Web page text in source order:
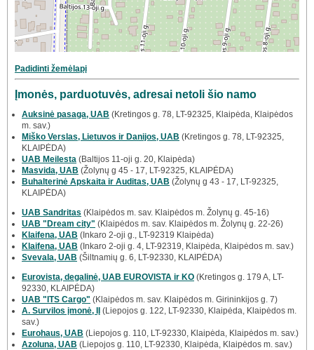
Padidinti žemėlapį
Įmonės, parduotuvės, adresai netoli šio namo
Auksinė pasaga, UAB (Kretingos g. 78, LT-92325, Klaipėda, Klaipėdos
m. sav.)
Miško Verslas, Lietuvos ir Danijos, UAB (Kretingos g. 78, LT-92325,
KLAIPĖDA)
UAB Meilesta (Baltijos 11-oji g. 20, Klaipėda)
Masvida, UAB (Žolynų g 45 - 17, LT-92325, KLAIPĖDA)
Buhalterinė Apskaita ir Auditas, UAB (Žolynų g 43 - 17, LT-92325,
KLAIPĖDA)
UAB Sandritas (Klaipėdos m. sav. Klaipėdos m. Žolynų g. 45-16)
UAB "Dream city" (Klaipėdos m. sav. Klaipėdos m. Žolynų g. 22-26)
Klaifena, UAB (Inkaro 2-oji g., LT-92319 Klaipėda)
Klaifena, UAB (Inkaro 2-oji g. 4, LT-92319, Klaipėda, Klaipėdos m. sav.)
Svevala, UAB (Šiltnamių g. 6, LT-92330, KLAIPĖDA)
Eurovista, degalinė, UAB EUROVISTA ir KO (Kretingos g. 179 A, LT-
92330, KLAIPĖDA)
UAB "ITS Cargo" (Klaipėdos m. sav. Klaipėdos m. Girininkijos g. 7)
A. Survilos įmonė, IĮ
(Liepojos g. 122, LT-92330, Klaipėda, Klaipėdos m.
sav.)
Eurohaus, UAB (Liepojos g. 110, LT-92330, Klaipėda, Klaipėdos m. sav.)
Azoluna, UAB (Liepojos g. 110, LT-92330, Klaipėda, Klaipėdos m. sav.)